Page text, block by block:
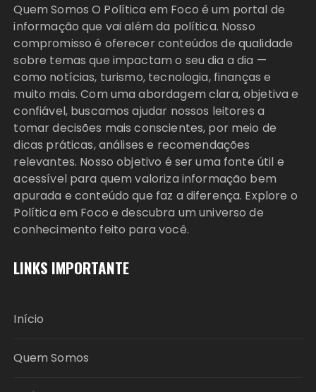
Quem Somos O Política em Foco é um portal de
informação que vai além da política. Nosso
compromisso é oferecer conteúdos de qualidade
sobre temas que impactam o seu dia a dia —
como notícias, turismo, tecnologia, finanças e
muito mais. Com uma abordagem clara, objetiva e
confiável, buscamos ajudar nossos leitores a
tomar decisões mais conscientes, por meio de
dicas práticas, análises e recomendações
relevantes. Nosso objetivo é ser uma fonte útil e
acessível para quem valoriza informação bem
apurada e conteúdo que faz a diferença. Explore o
Política em Foco e descubra um universo de
conhecimento feito para você.
LINKS IMPORTANTE
Início
Quem Somos